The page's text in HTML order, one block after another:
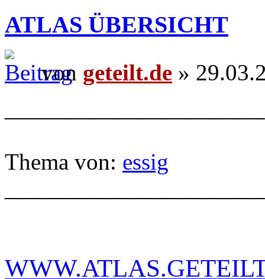
ATLAS ÜBERSICHT
von geteilt.de »
Thema von: essig